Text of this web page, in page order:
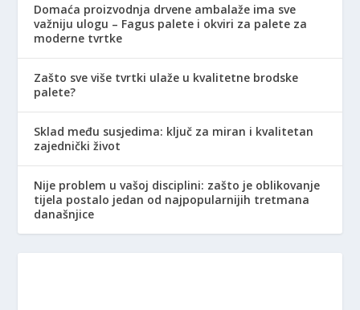
Domaća proizvodnja drvene ambalaže ima sve
važniju ulogu – Fagus palete i okviri za palete za
moderne tvrtke
Zašto sve više tvrtki ulaže u kvalitetne brodske
palete?
Sklad među susjedima: ključ za miran i kvalitetan
zajednički život
Nije problem u vašoj disciplini: zašto je oblikovanje
tijela postalo jedan od najpopularnijih tretmana
današnjice